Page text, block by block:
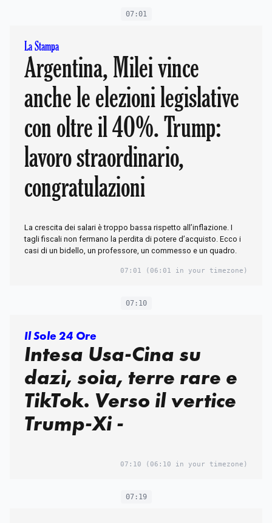
07:01
La Stampa
Argentina, Milei vince
anche le elezioni legislative
con oltre il 40%. Trump:
lavoro straordinario,
congratulazioni
La crescita dei salari è troppo bassa rispetto all’inflazione. I
tagli fiscali non fermano la perdita di potere d’acquisto. Ecco i
casi di un bidello, un professore, un commesso e un quadro.
07:01 (06:01 in your timezone)
07:10
Il Sole 24 Ore
Intesa Usa-Cina su
dazi, soia, terre rare e
TikTok. Verso il vertice
Trump-Xi -
07:10 (06:10 in your timezone)
07:19